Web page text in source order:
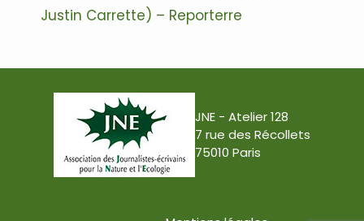
Justin Carrette) – Reporterre
JNE - Atelier 128
7 rue des Récollets
75010 Paris